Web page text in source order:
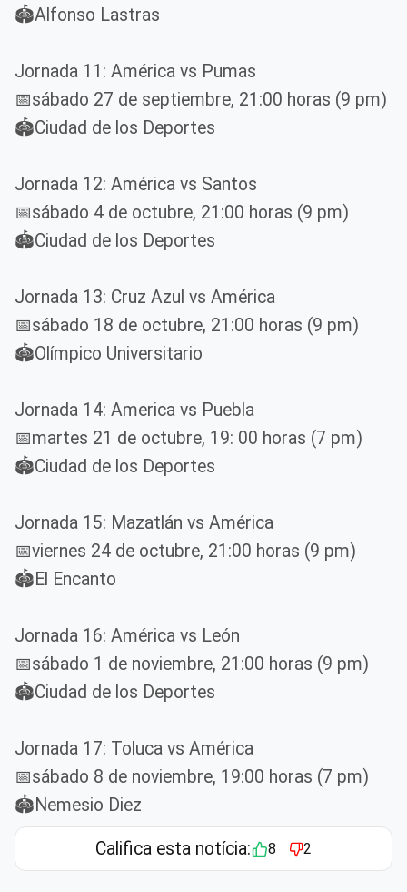
🏟️Alfonso Lastras
Jornada 11: América vs Pumas
📅sábado 27 de septiembre, 21:00 horas (9 pm)
🏟️Ciudad de los Deportes
Jornada 12: América vs Santos
📅sábado 4 de octubre, 21:00 horas (9 pm)
🏟️Ciudad de los Deportes
Jornada 13: Cruz Azul vs América
📅sábado 18 de octubre, 21:00 horas (9 pm)
🏟️Olímpico Universitario
Jornada 14: America vs Puebla
📅martes 21 de octubre, 19: 00 horas (7 pm)
🏟️Ciudad de los Deportes
Jornada 15: Mazatlán vs América
📅viernes 24 de octubre, 21:00 horas (9 pm)
🏟️El Encanto
Jornada 16: América vs León
📅sábado 1 de noviembre, 21:00 horas (9 pm)
🏟️Ciudad de los Deportes
Jornada 17: Toluca vs América
📅sábado 8 de noviembre, 19:00 horas (7 pm)
🏟️Nemesio Diez
Califica esta notícia: 8 2